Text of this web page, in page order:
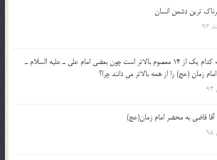
ترین دشمن انسان
مقام و درجه كدام يك از 14 معصوم بالاتر است چون بعضي امام علي ـ عليه السلام ـ
زمان (عج) را از همه بالاتر مي دانند چرا؟
قاضي به محضر امام زمان(عج)